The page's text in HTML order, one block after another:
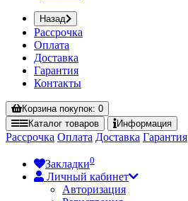
Назад
Рассрочка
Оплата
Доставка
Гарантия
Контакты
Корзинапокупок: 0
Каталог товаров Информация
Рассрочка Оплата Доставка Гарантия
Закладки0
Личный кабинет
Авторизация